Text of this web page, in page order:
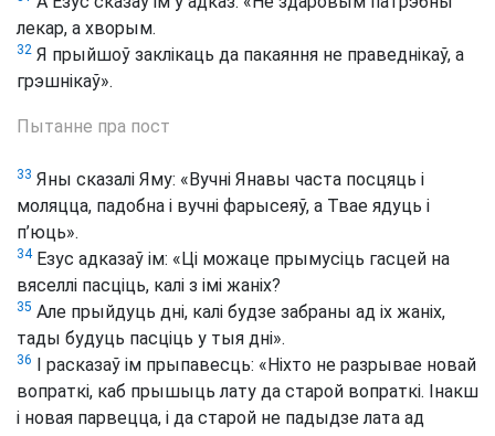
лекар, а хворым.
32 Я прыйшоў заклікаць да пакаяння не праведнікаў, а
грэшнікаў».
Пытанне пра пост
33 Яны сказалі Яму: «Вучні Янавы часта посцяць і
моляцца, падобна і вучні фарысеяў, а Твае ядуць і
п’юць».
34Езус адказаў ім: «Ці можаце прымусіць гасцей на
вяселлі пасціць, калі з імі жаніх?
35 Але прыйдуць дні, калі будзе забраны ад іх жаніх,
тады будуць пасціць у тыя дні».
36
І расказаў ім прыпавесць: «Ніхто не разрывае новай
вопраткі, каб прышыць лату да старой вопраткі. Інакш
і новая парвецца, і да старой не падыдзе лата ад